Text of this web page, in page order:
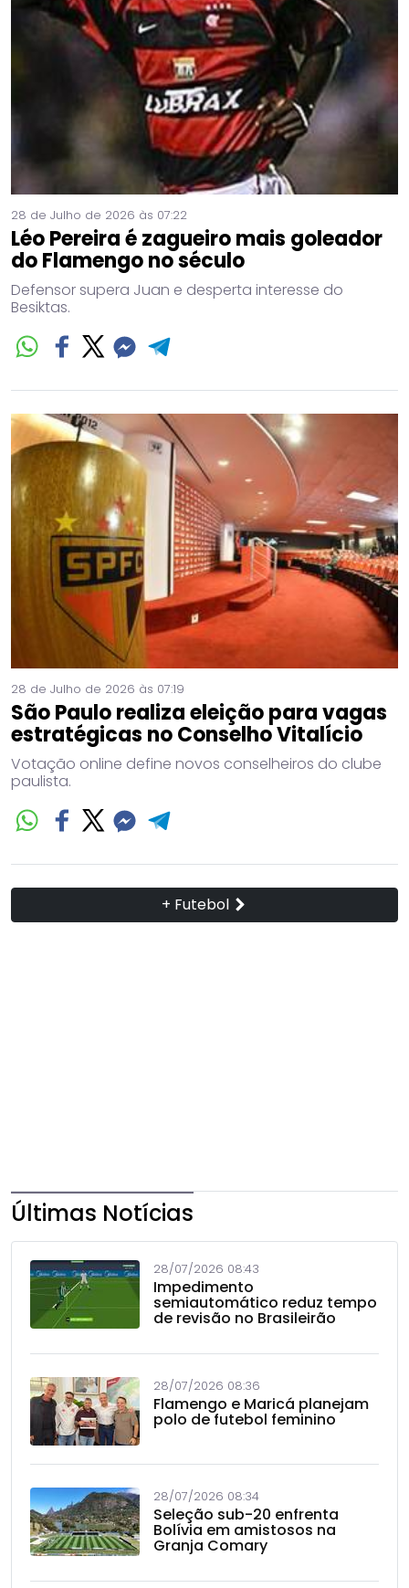
28 de Julho de 2026 às 07:22
Léo Pereira é zagueiro mais goleador
do Flamengo no século
Defensor supera Juan e desperta interesse do
Besiktas.
28 de Julho de 2026 às 07:19
São Paulo realiza eleição para vagas
estratégicas no Conselho Vitalício
Votação online define novos conselheiros do clube
paulista.
+ Futebol
Últimas Notícias
28/07/2026 08:43
Impedimento
semiautomático reduz tempo
de revisão no Brasileirão
28/07/2026 08:36
Flamengo e Maricá planejam
polo de futebol feminino
28/07/2026 08:34
Seleção sub-20 enfrenta
Bolívia em amistosos na
Granja Comary